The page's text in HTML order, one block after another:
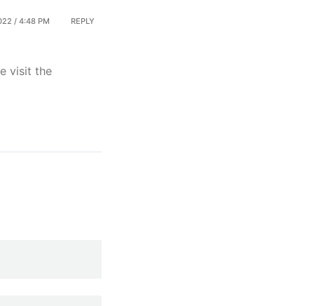
/ 4:48 PM REPLY
visit the